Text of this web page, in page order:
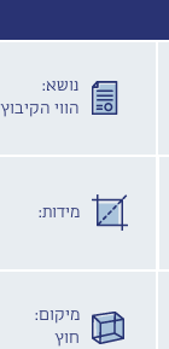
נושא:
הווי הקיבוץ
מידות:
מיקום:
חוץ